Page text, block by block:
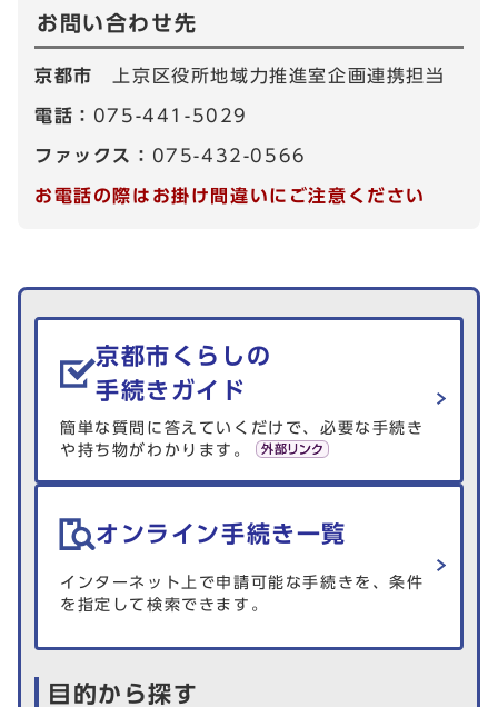
お問い合わせ先
京都市 上京区役所地域力推進室企画連携担当
電話： 075-441-5029
ファックス： 075-432-0566
お電話の際はお掛け間違いにご注意ください
生活情報を探す
京都市くらしの
手続きガイド
簡単な質問に答えていくだけで、必要な手続き
や持ち物がわかります。
オンライン手続き一覧
インターネット上で申請可能な手続きを、条件
を指定して検索できます。
目的から探す